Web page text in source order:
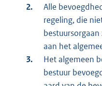
Alle
regeling, die
aan het
Het algemeen
bestuur